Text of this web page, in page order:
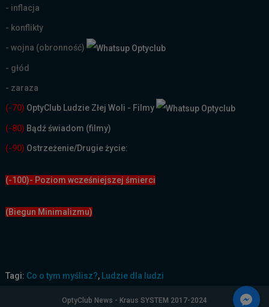
- inflacja
- konflikty
- wojna (obronność)
- głód
- zaraza
(-70) OptyClub Ludzie Złej Woli - Filmy
(-80) Bądź świadom (filmy)
(-90) Ostrzeżenie/Drugie życie:
(-100)- Poziom wcześniejszej śmierci
(Biegun Minimalizmu)
Tagi: Co o tym myślisz?, Ludzie dla ludzi
OptyClub News - Kraus SYSTEM 2017-2024